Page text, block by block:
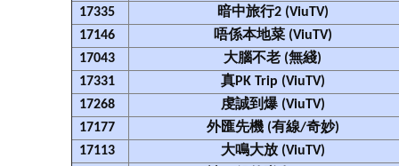
17335
暗中旅行2 (ViuTV)
17146
唔係本地菜 (ViuTV)
17043
大腦不老 (無綫)
17331
真PK Trip (ViuTV)
17268
虔誠到爆 (ViuTV)
17177
外匯先機 (有線/奇妙)
17113
大鳴大放 (ViuTV)